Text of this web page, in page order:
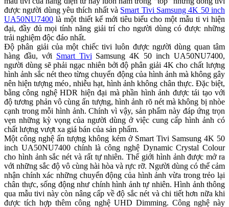
được người dùng yêu thích nhất và Smart Tivi Samsung 4K 50 inch
UA50NU7400 là một thiết kế mới tiêu biểu cho một mẫu ti vi hiện
đại, đầy đủ mọi tính năng giải trí cho người dùng có được những
trải nghiệm độc đáo nhất.
Độ phân giải của một chiếc tivi luôn được người dùng quan tâm
hàng đầu, với Smart Tivi Samsung 4K 50 inch UA50NU7400,
người dùng sẽ phải ngạc nhiên bởi độ phân giải 4K cho chất lượng
hình ảnh sắc nét theo từng chuyển động của hình ảnh mà không gây
nên hiện tượng méo, nhiễu hạt, hình ảnh không chân thực. Đặc biệt,
bằng công nghệ HDR hiện đại mà phần hình ảnh được tái tạo với
độ tương phản vô cùng ấn tượng, hình ảnh rõ nét mà không bị nhòe
cạnh trong mỗi hình ảnh. Chính vì vậy, sản phẩm này đáp ứng trọn
vẹn những kỳ vọng của người dùng ở việc cung cấp hình ảnh có
chất lượng vượt xa giá bán của sản phẩm.
Một công nghệ ấn tượng không kém ở Smart Tivi Samsung 4K 50
inch UA50NU7400 chính là công nghệ Dynamic Crystal Colour
cho hình ảnh sắc nét và rất tự nhiên. Thế giới hình ảnh được mở ra
với những sắc độ vô cùng hài hòa và rực rỡ. Người dùng có thể cảm
nhận chính xác những chuyển động của hình ảnh vừa trong trẻo lại
chân thực, sống động như chính hình ảnh tự nhiên. Hình ảnh thông
qua mẫu tivi này còn nâng cấp về độ sắc nét và chi tiết hơn nữa khi
được tích hợp thêm công nghệ UHD Dimming. Công nghệ này